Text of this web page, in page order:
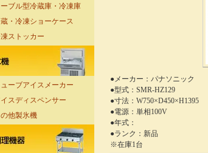
ブル型冷蔵庫・冷凍庫
・冷凍ショーケース
ストッカー
ーブアイスメーカー
スディスペンサー
他製氷機
●メーカー：パナソニック
●型式：SMR-HZ129
●寸法：W750×D450×H1395
●電源：単相100V
●年式：
●ランク：新品
※在庫1台